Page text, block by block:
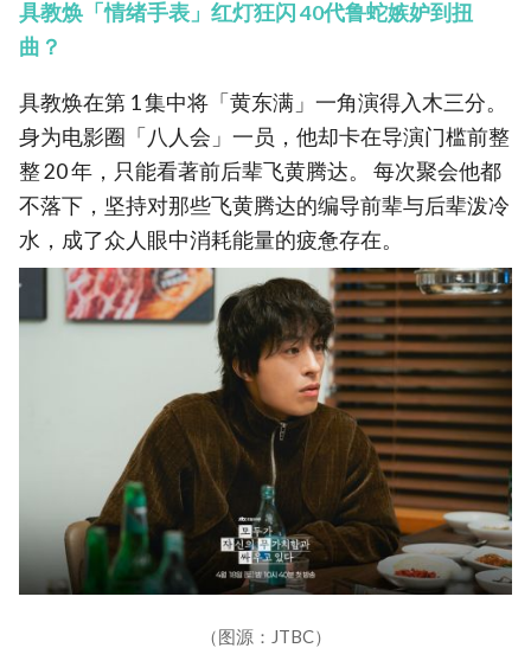
具教焕「情绪手表」红灯狂闪 40代鲁蛇嫉妒到扭
曲？
具教焕在第 1 集中将「黄东满」一角演得入木三分。
身为电影圈「八人会」一员，他却卡在导演门槛前整
整 20 年，只能看著前后辈飞黄腾达。 每次聚会他都
不落下，坚持对那些飞黄腾达的编导前辈与后辈泼冷
水，成了众人眼中消耗能量的疲惫存在。
（图源：JTBC）